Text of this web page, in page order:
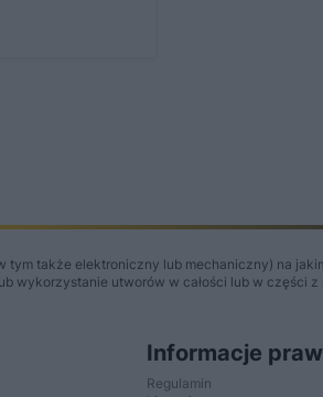
także elektroniczny lub mechaniczny) na
wykorzystanie utworów w całości lub w części z
Informacje
Regulamin